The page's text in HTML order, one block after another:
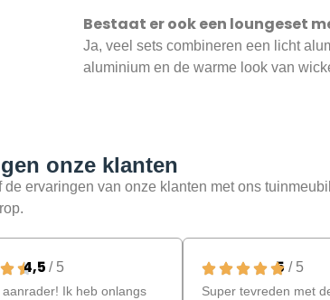
Bestaat er ook een loungeset
Ja, veel sets combineren een licht
aluminium en de warme look van
onze klanten​
de ervaringen van onze klanten met ons
4,5 / 5
aanrader! Ik heb onlangs
5 / 5
Super tevreden met